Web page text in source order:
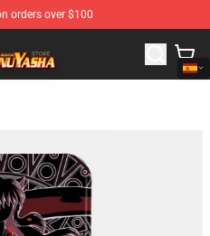
orders over $100
Merchandise Shop